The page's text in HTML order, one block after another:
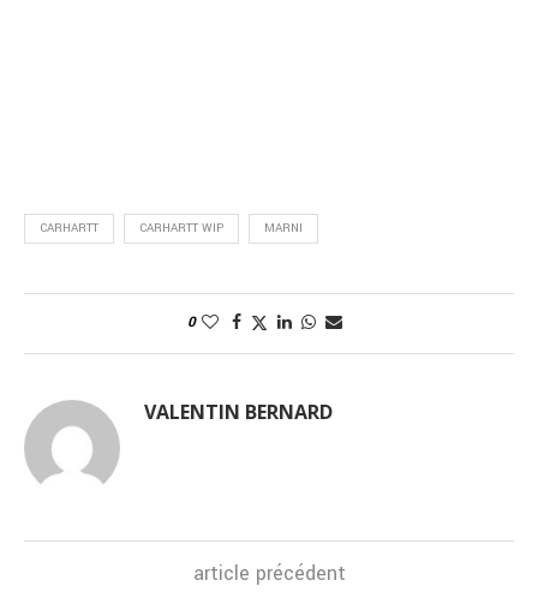
CARHARTT CARHARTT WIP MARNI
0
VALENTIN BERNARD
article précédent